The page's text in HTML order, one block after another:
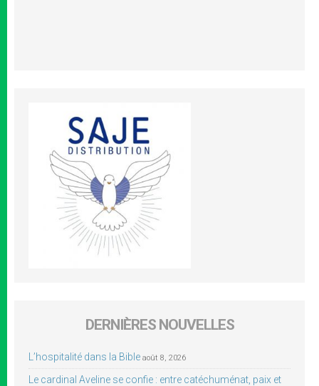
DERNIÈRES NOUVELLES
L’hospitalité dans la Bible août 8, 2026
Le cardinal Aveline se confie : entre catéchuménat, paix et